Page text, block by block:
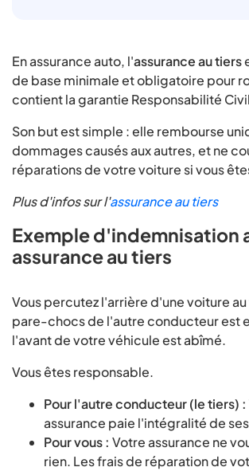
En assurance auto, l'assurance au tiers
de base minimale et obligatoire pour
contient la garantie Responsabilité
Son but est simple : elle rembourse
dommages causés aux autres, et ne
réparations de votre voiture si vous
Plus d'infos sur l'assurance au tiers
Exemple d'indemnisation
assurance au tiers
Vous percutez l'arrière d'une voiture
pare-chocs de l'autre conducteur est
l'avant de votre véhicule est abîmé.
Vous êtes responsable.
Pour l'autre conducteur (le tiers) :
assurance paie l'intégralité de
Pour vous : Votre assurance ne
rien. Les frais de réparation de